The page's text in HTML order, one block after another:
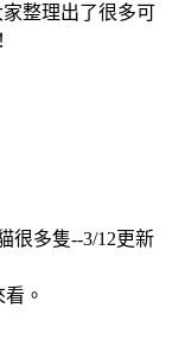
整理出了很多可
很多隻--3/12更新
。